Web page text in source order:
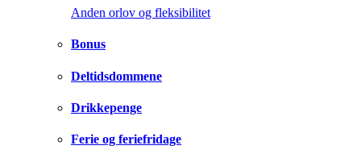
Anden orlov og fleksibilitet
Bonus
Deltidsdommene
Drikkepenge
Ferie og feriefridage